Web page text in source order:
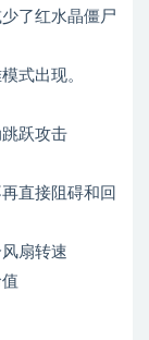
了红水晶僵尸
式出现。
跃攻击
直接阻碍和回
扇转速